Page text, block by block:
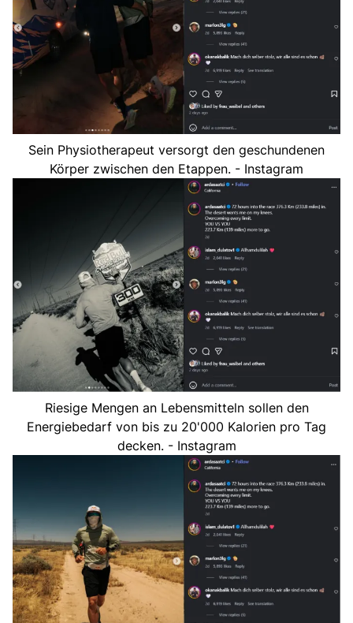
Sein Physiotherapeut versorgt den geschundenen
Körper zwischen den Etappen. - Instagram
Riesige Mengen an Lebensmitteln sollen den
Energiebedarf von bis zu 20'000 Kalorien pro Tag
decken. - Instagram